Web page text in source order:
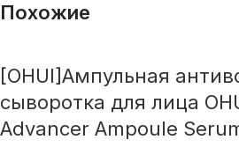
Похожие
[OHUI]Ампульная
сыворотка для лица
Advancer Ampoule